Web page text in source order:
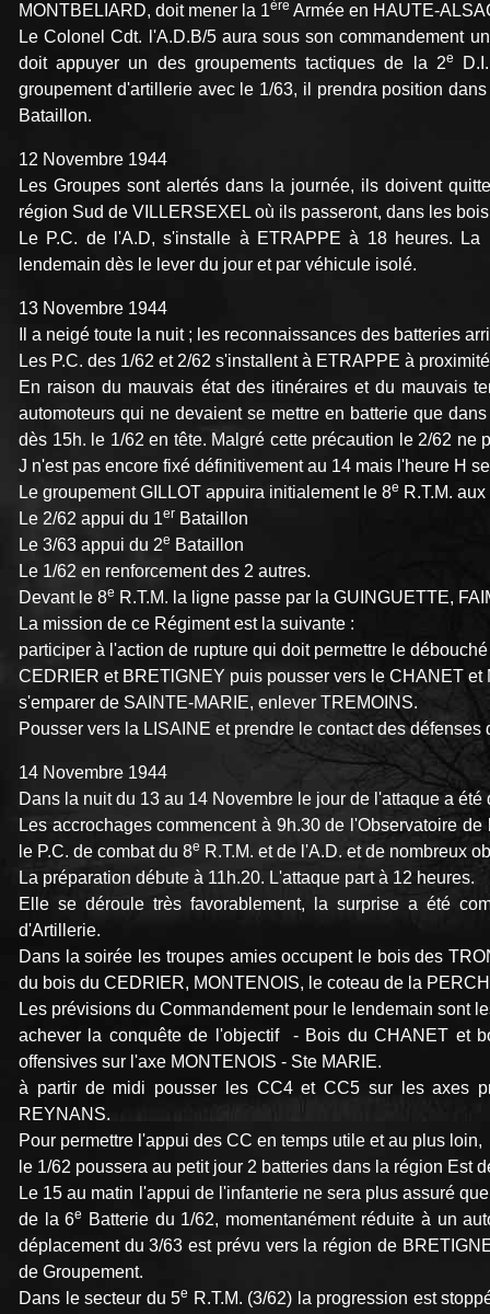
MONTBELIARD, doit mener la 1ère Armée en HAUTE-
Le Colonel Cdt. l'A.D.B/5 aura sous son commandement
doit appuyer un des groupements tactiques de la 2e
groupement d'artillerie avec le 1/63, il prendra position
Bataillon.
12 Novembre 1944
Les Groupes sont alertés dans la journée, ils doivent
région Sud de VILLERSEXEL où ils passeront, dans les
Le P.C. de l'A.D, s'installe à ETRAPPE à 18 heures.
lendemain dès le lever du jour et par véhicule isolé.
13 Novembre 1944
Il a neigé toute la nuit ; les reconnaissances des batteries
Les P.C. des 1/62 et 2/62 s'installent à ETRAPPE à
En raison du mauvais état des itinéraires et du mauvais
automoteurs qui ne devaient se mettre en batterie que
dès 15h. le 1/62 en tête. Malgré cette précaution le 2/62 ne
J n'est pas encore fixé définitivement au 14 mais l'heure H
Le groupement GILLOT appuira initialement le 8e R.T.M.
Le 2/62 appui du 1er Bataillon
Le 3/63 appui du 2e Bataillon
Le 1/62 en renforcement des 2 autres.
Devant le 8e R.T.M. la ligne passe par la GUINGUETTE,
La mission de ce Régiment est la suivante :
participer à l'action de rupture qui doit permettre le
CEDRIER et BRETlGNEY puis pousser vers le CHANET et
s'emparer de SAINTE-MARIE, enlever TREMOINS.
Pousser vers la LISAINE et prendre le contact des défenses
14 Novembre 1944
Dans la nuit du 13 au 14 Novembre le jour de l'attaque a
Les accrochages commencent à 9h.30 de l'Observatoire
le P.C. de combat du 8e R.T.M. et de l'A.D. et de nombreux
La préparation débute à 11h.20. L'attaque part à 12 heures.
Elle se déroule très favorablement, la surprise a été
d'Artillerie.
Dans la soirée les troupes amies occupent le bois des
du bois du CEDRIER, MONTENOIS, le coteau de la
Les prévisions du Commandement pour le lendemain sont
achever la conquête de l'objectif - Bois du CHANET et
offensives sur l'axe MONTENOIS - Ste MARIE.
à partir de midi pousser les CC4 et CC5 sur les axes
REYNANS.
Pour permettre l'appui des CC en temps utile et au plus loin,
le 1/62 poussera au petit jour 2 batteries dans la région Est
Le 15 au matin l'appui de l'infanterie ne sera plus assuré
de la 6e
Batterie du 1/62, momentanément réduite à un
déplacement du 3/63 est prévu vers la région de
de Groupement.
Dans le secteur du 5e R.T.M. (3/62) la progression est